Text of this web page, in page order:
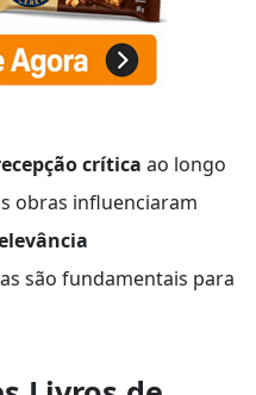
crítica ao longo
obras influenciaram
são fundamentais para